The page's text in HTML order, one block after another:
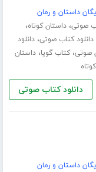
داستان و رمان
صوتی،داستان کوتاه،
دانلود کتاب صوتی،دانلود
صوتی،کتاب گویا،داستان
دانلود کتاب صوتی
داستان و رمان